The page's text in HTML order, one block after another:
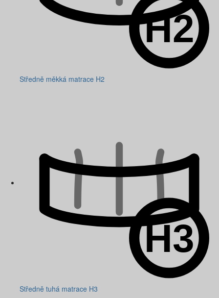
Středně měkká matrace H2
Středně tuhá matrace H3